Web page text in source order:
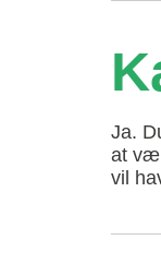
Ja.
at
vil